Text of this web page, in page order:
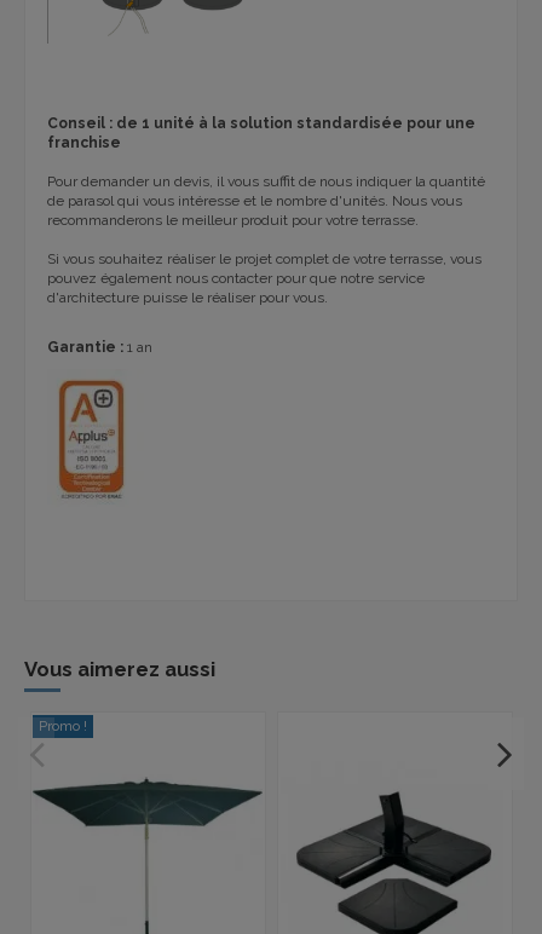
Conseil : de 1 unité à la solution standardisée pour une
franchise
Pour demander un devis, il vous suffit de nous indiquer la quantité
de parasol qui vous intéresse et le nombre d'unités. Nous vous
recommanderons le meilleur produit pour votre terrasse.
Si vous souhaitez réaliser le projet complet de votre terrasse, vous
pouvez également nous contacter pour que notre service
d'architecture puisse le réaliser pour vous.
Garantie : 1 an
Vous aimerez aussi
Promo !